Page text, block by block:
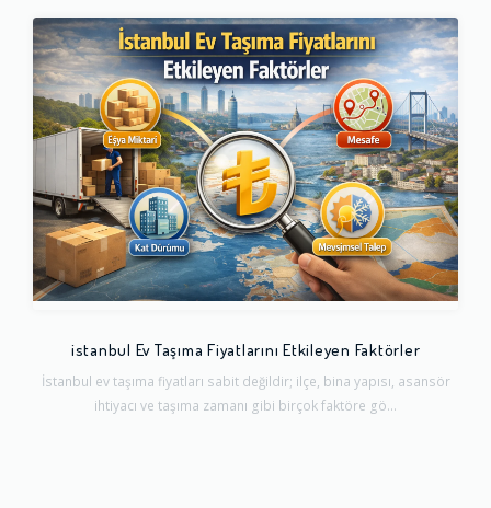
istanbul Ev Taşıma Fiyatlarını Etkileyen Faktörler
İstanbul ev taşıma fiyatları sabit değildir; ilçe, bina yapısı, asansör
ihtiyacı ve taşıma zamanı gibi birçok faktöre gö...